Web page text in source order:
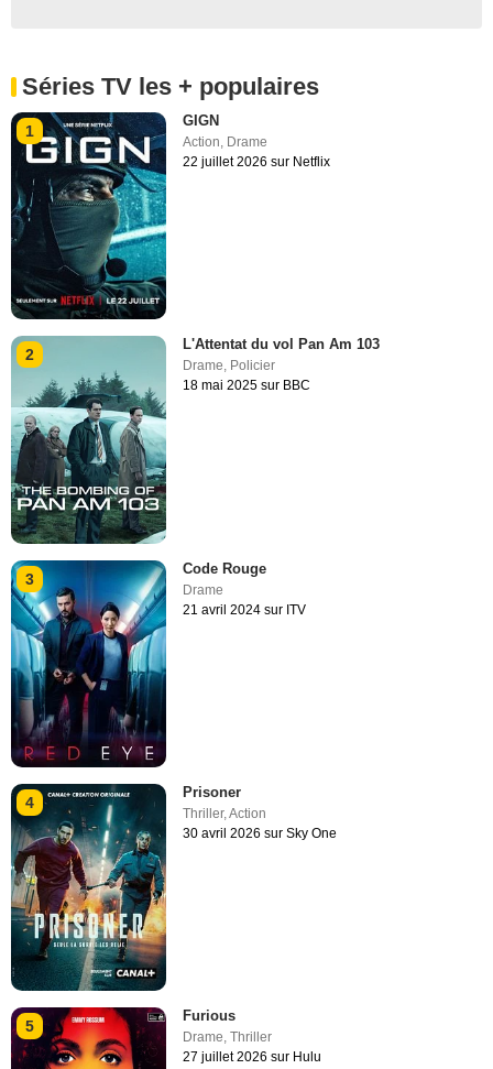
Séries TV les + populaires
1
GIGN
Action, Drame
22 juillet 2026 sur Netflix
2
L'Attentat du vol Pan Am 103
Drame, Policier
18 mai 2025 sur BBC
3
Code Rouge
Drame
21 avril 2024 sur ITV
4
Prisoner
Thriller,Action
30 avril 2026 sur Sky One
5
Furious
Drame,Thriller
27 juillet 2026 sur Hulu